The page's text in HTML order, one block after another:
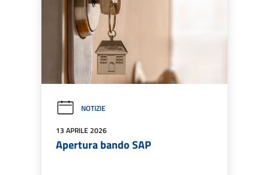
NOTIZIE
13 APRILE 2026
Apertura bando SAP